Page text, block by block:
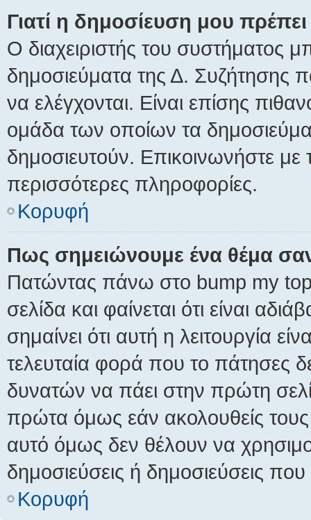
Γιατί η δημοσίευση μου πρέπει
Ο διαχειριστής του συστήματος
δημοσιεύματα της Δ. Συζήτησης
να ελέγχονται. Είναι επίσης
ομάδα των οποίων τα
δημοσιευτούν. Επικοινωνήστε με
περισσότερες πληροφορίες.
Κορυφή
Πως σημειώνουμε ένα θέμα
Πατώντας πάνω στο bump my
σελίδα και φαίνεται ότι είναι
σημαίνει ότι αυτή η λειτουργία
τελευταία φορά που το πάτησες
δυνατών να πάει στην πρώτη
πρώτα όμως εάν ακολουθείς
αυτό όμως δεν θέλουν να
δημοσιεύσεις ή δημοσιεύσεις που
Κορυφή